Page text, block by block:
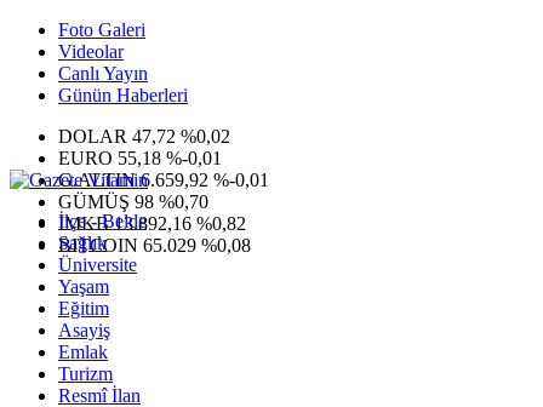
Foto Galeri
Videolar
Canlı Yayın
Günün Haberleri
DOLAR 47,72 %0,02
EURO 55,18 %-0,01
G.ALTIN6.659,92 %-0,01
GÜMÜŞ 98 %0,70
IMKB13.892,16 %0,82
BITCOIN 65.029 %0,08
İlçe - Belde
Sağlık
Üniversite
Yaşam
Eğitim
Asayiş
Emlak
Turizm
Resmî İlan